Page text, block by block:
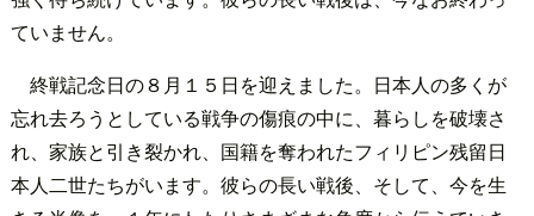
ていません。
終戦記念日の８月１５日を迎えました。日本人の多くが
忘れ去ろうとしている戦争の傷痕の中に、暮らしを破壊さ
れ、家族と引き裂かれ、国籍を奪われたフィリピン残留日
本人二世たちがいます。彼らの長い戦後、そして、今を生